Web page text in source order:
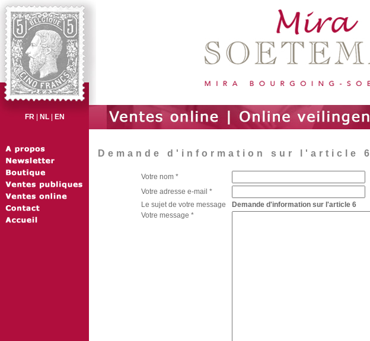
FR| NL| EN
Demande d'information sur l'article 6
Votre nom *
Votre adresse e-mail *
Le sujet de votre message
Demande d'information sur l'article 6
Votre message *